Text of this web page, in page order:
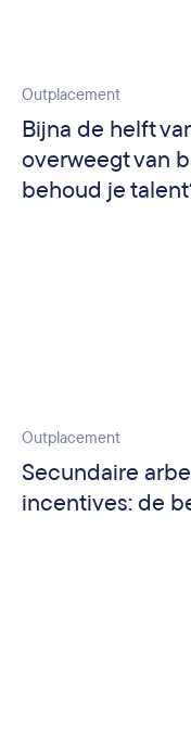
Outplacement
Bijna de helft
overweegt van
behoud je
Outplacement
Secundaire
incentives: de